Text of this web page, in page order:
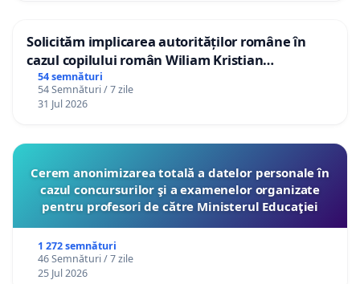
Solicităm implicarea autorităților române în
cazul copilului român Wiliam Kristian
Gheorghe, aflat în plasament în Danemarca de
12 ani
54 semnături
54 Semnături / 7 zile
31 Jul 2026
Cerem anonimizarea totală a datelor personale în
cazul concursurilor şi a examenelor organizate
pentru profesori de către Ministerul Educaţiei
1 272 semnături
46 Semnături / 7 zile
25 Jul 2026